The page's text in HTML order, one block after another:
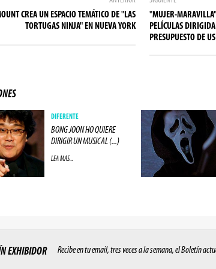
CREA UN ESPACIO TEMÁTICO DE "LAS
TORTUGAS NINJA" EN NUEVA YORK
"MUJER-
PELÍCULAS
PRESUPUESTO DE
DIFERENTE
BONG JOON HO QUIERE
DIRIGIR UN MUSICAL (...)
LEA MAS...
EXHIBIDOR Recibe en tu email, tres veces a la semana, el Boletín